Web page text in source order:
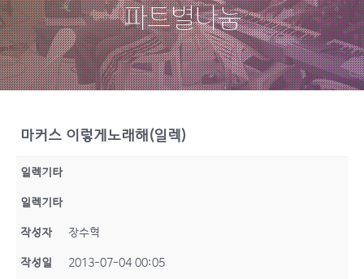
파트별나눔
마커스 이렇게노래해(일렉)
일렉기타
일렉기타
작성자 장수혁
작성일 2013-07-04 00:05